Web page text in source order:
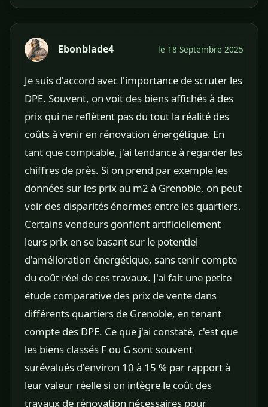
Ebonblade4 le 18 Septembre 2025
Je suis d'accord avec l'importance de scruter les
DPE. Souvent, on voit des biens affichés à des
prix qui ne reflètent pas du tout la réalité des
coûts à venir en rénovation énergétique. En
tant que comptable, j'ai tendance à regarder les
chiffres de près. Si on prend par exemple les
données sur les prix au m2 à Grenoble, on peut
voir des disparités énormes entre les quartiers.
Certains vendeurs gonflent artificiellement
leurs prix en se basant sur le potentiel
d'amélioration énergétique, sans tenir compte
du coût réel de ces travaux. J'ai fait une petite
étude comparative des prix de vente dans
différents quartiers de Grenoble, en tenant
compte des DPE. Ce que j'ai constaté, c'est que
les biens classés F ou G sont souvent
surévalués d'environ 10 à 15 % par rapport à
leur valeur réelle si on intègre le coût des
travaux de rénovation nécessaires pour